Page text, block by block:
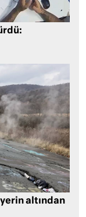
altından